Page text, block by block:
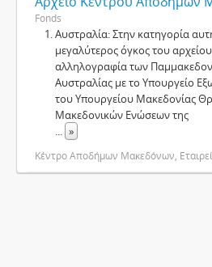
Fonds
Αυστραλία: Στην κατηγορία
μεγαλύτερος όγκος του
αλληλογραφία των
Αυστραλίας με το Υπουργείο
του Υπουργείου Μακεδονίας
Μακεδονικών Ενώσεων της
... »
Κέντρο Αποδήμων Μακεδόνων,